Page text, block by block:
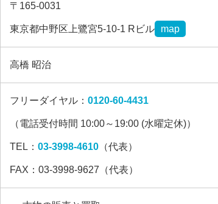
〒165-0031
東京都中野区上鷺宮5-10-1 Rビル map
高橋 昭治
フリーダイヤル： 0120-60-4431
（電話受付時間 10:00～19:00 (水曜定休)）
TEL： 03-3998-4610 （代表）
FAX：03-3998-9627（代表）